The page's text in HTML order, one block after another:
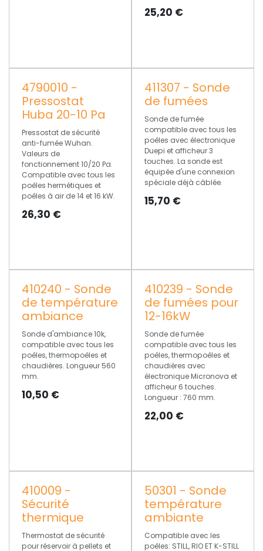
25,20 €
4790010 -
Pressostat
Huba 20-10 Pa
Pressostat de sécurité
anti-fumée Wuhan.
Valeurs de
fonctionnement 10/20 Pa.
Compatible avec tous les
poêles hermétiques et
poêles à air de 14 et 16 kW.
26,30 €
411307 - Sonde
de fumées
Sonde de fumée
compatible avec tous les
poêles avec électronique
Duepi et afficheur 3
touches. La sonde est
équipée d'une connexion
spéciale déjà câblée.
15,70 €
410240 - Sonde
de température
ambiance
Sonde d'ambiance 10k,
compatible avec tous les
poêles, thermopoêles et
chaudières. Longueur 560
mm.
10,50 €
410239 - Sonde
de fumées pour
12-16kW
Sonde de fumée
compatible avec tous les
poêles, thermopoêles et
chaudières avec
électronique Micronova et
afficheur 6 touches.
Longueur : 760 mm.
22,00 €
410009 -
Sécurité
thermique
Thermostat de sécurité
pour réservoir à pellets et
50301 - Sonde
température
ambiante
Compatible avec les
poêles: STILL, RIO ET K-STILL